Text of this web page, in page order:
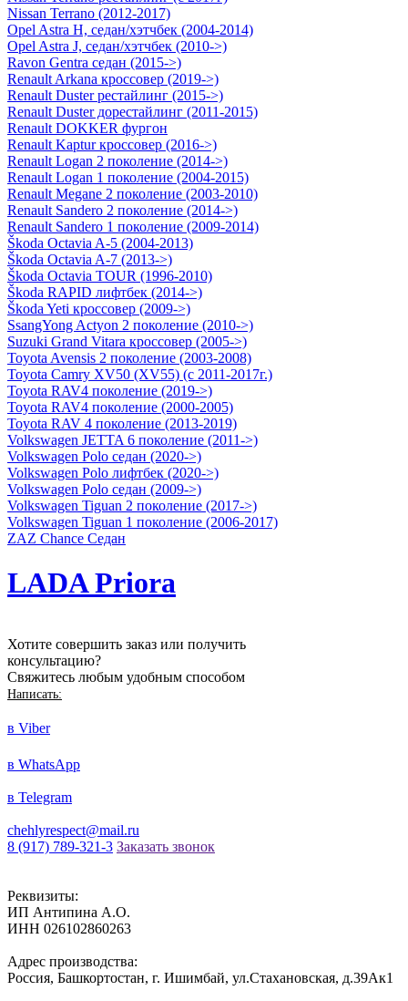
Nissan Terrano (2012-2017)
Opel Astra H, седан/хэтчбек (2004-2014)
Opel Astra J, седан/хэтчбек (2010->)
Ravon Gentra седан (2015->)
Renault Arkana кроссовер (2019->)
Renault Duster рестайлинг (2015->)
Renault Duster дорестайлинг (2011-2015)
Renault DOKKER фургон
Renault Kaptur кроссовер (2016->)
Renault Logan 2 поколение (2014->)
Renault Logan 1 поколение (2004-2015)
Renault Megane 2 поколение (2003-2010)
Renault Sandero 2 поколение (2014->)
Renault Sandero 1 поколение (2009-2014)
Škoda Octavia A-5 (2004-2013)
Škoda Octavia A-7 (2013->)
Škoda Octavia TOUR (1996-2010)
Škoda RAPID лифтбек (2014->)
Škoda Yeti кроссовер (2009->)
SsangYong Actyon 2 поколение (2010->)
Suzuki Grand Vitara кроссовер (2005->)
Toyota Avensis 2 поколение (2003-2008)
Toyota Camry ХV50 (XV55) (с 2011-2017г.)
Toyota RAV4 поколение (2019->)
Toyota RAV4 поколение (2000-2005)
Toyota RAV 4 поколение (2013-2019)
Volkswagen JETTA 6 поколение (2011->)
Volkswagen Polo седан (2020->)
Volkswagen Polo лифтбек (2020->)
Volkswagen Polo седан (2009->)
Volkswagen Tiguan 2 поколение (2017->)
Volkswagen Tiguan 1 поколение (2006-2017)
ZAZ Chance Седан
LADA Priora
Хотите совершить заказ или получить
консультацию?
Свяжитесь любым удобным способом
Написать:
в Viber
в WhatsApp
в Telegram
chehlyrespect@mail.ru
8 (917) 789-321-3 Заказать звонок
Реквизиты:
ИП Антипина А.О.
ИНН 026102860263
Адрес производства:
Россия, Башкортостан, г. Ишимбай, ул.Стахановская, д.39Ак1